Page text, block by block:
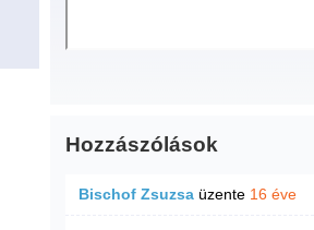
Hozzászólások
Bischof Zsuzsa üzente 16 éve